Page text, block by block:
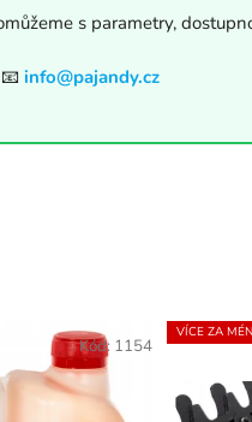
s parametry,
info@pajandy.cz
Kód: 1154
VÍCE ZA